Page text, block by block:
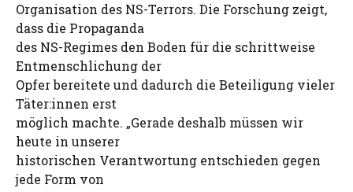
Organisation des NS-Terrors. Die Forschung zeigt,
dass die Propaganda
des NS-Regimes den Boden für die schrittweise
Entmenschlichung der
Opfer bereitete und dadurch die Beteiligung vieler
Täter:innen erst
möglich machte. „Gerade deshalb müssen wir
heute in unserer
historischen Verantwortung entschieden gegen
jede Form von